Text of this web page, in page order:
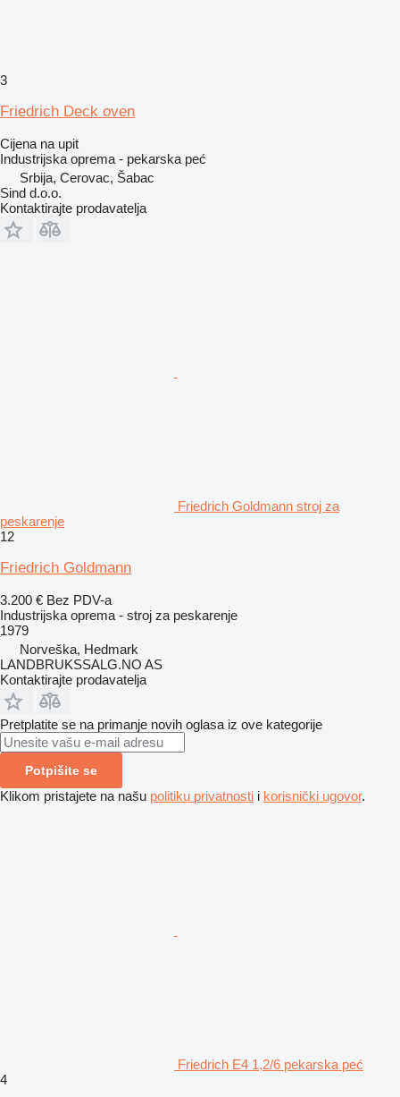
3
Friedrich Deck oven
Cijena na upit
Industrijska oprema - pekarska peć
Srbija, Cerovac, Šabac
Sind d.o.o.
Kontaktirajte prodavatelja
Friedrich Goldmann stroj za
peskarenje
12
Friedrich Goldmann
3.200 € Bez PDV-a
Industrijska oprema - stroj za peskarenje
1979
Norveška, Hedmark
LANDBRUKSSALG.NO AS
Kontaktirajte prodavatelja
Pretplatite se na primanje novih oglasa iz ove kategorije
Potpišite se
Klikom pristajete na našu politiku privatnosti i korisnički ugovor.
Friedrich E4 1,2/6 pekarska peć
4